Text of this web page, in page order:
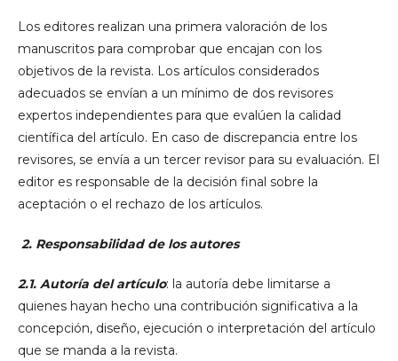
Los editores realizan una primera valoración de los
manuscritos para comprobar que encajan con los
objetivos de la revista. Los artículos considerados
adecuados se envían a un mínimo de dos revisores
expertos independientes para que evalúen la calidad
científica del artículo. En caso de discrepancia entre los
revisores, se envía a un tercer revisor para su evaluación. El
editor es responsable de la decisión final sobre la
aceptación o el rechazo de los artículos.
2. Responsabilidad de los autores
2.1. Autoría del artículo: la autoría debe limitarse a
quienes hayan hecho una contribución significativa a la
concepción, diseño, ejecución o interpretación del artículo
que se manda a la revista.